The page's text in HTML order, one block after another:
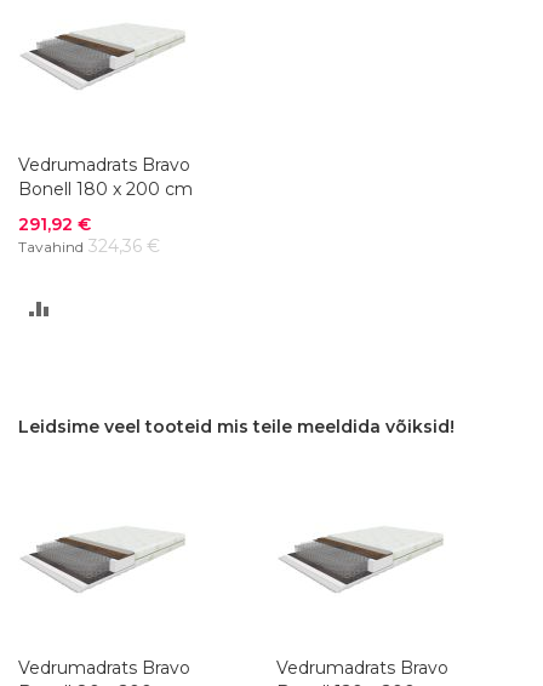
Vedrumadrats Bravo
Bonell 180 x 200 cm
Soodushind
291,92 €
Tavahind 324,36 €
Leidsime veel tooteid mis teile meeldida võiksid!
Vedrumadrats Bravo
Vedrumadrats Bravo